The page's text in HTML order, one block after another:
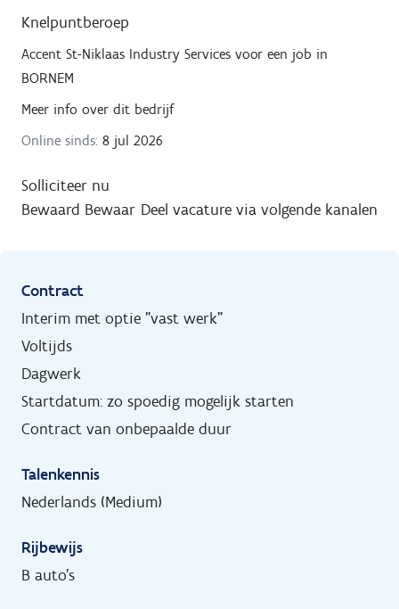
Knelpuntberoep
Accent St-Niklaas Industry Services voor een job in
BORNEM
Meer info over dit bedrijf
Online sinds: 8 jul 2026
Solliciteer nu
Bewaard Bewaar Deel vacature via volgende kanalen
Contract
Interim met optie "vast werk"
Voltijds
Dagwerk
Startdatum: zo spoedig mogelijk starten
Contract van onbepaalde duur
Talenkennis
Nederlands (Medium)
Rijbewijs
B auto's